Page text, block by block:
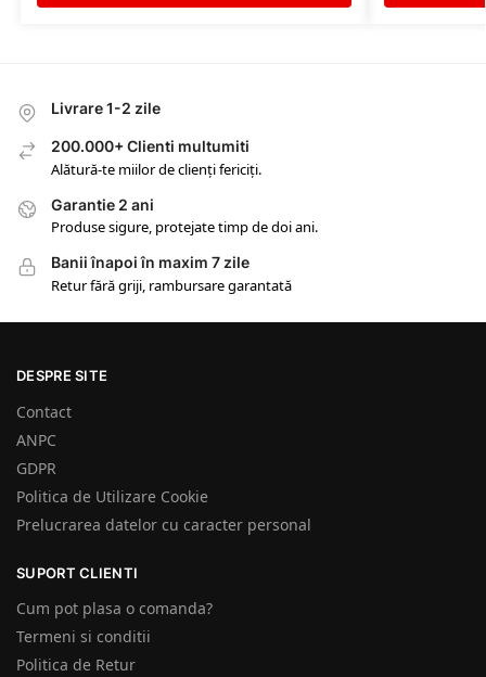
Livrare 1-2 zile
200.000+ Clienti multumiti
Alătură-te miilor de clienți fericiți.
Garantie 2 ani
Produse sigure, protejate timp de doi ani.
Banii înapoi în maxim 7 zile
Retur fără griji, rambursare garantată
DESPRE SITE
Contact
ANPC
GDPR
Politica de Utilizare Cookie
Prelucrarea datelor cu caracter personal
SUPORT CLIENTI
Cum pot plasa o comanda?
Termeni si conditii
Politica de Retur